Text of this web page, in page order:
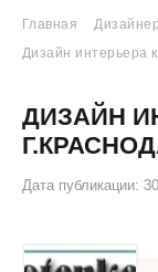
Главная
Дизайн интерьера
ДИЗАЙН
Дата публикации: